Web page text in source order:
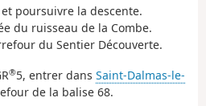
poursuivre la descente.
du ruisseau de la Combe.
du Sentier Découverte.
®5, entrer dans Saint-Dalmas-le-
de la balise 68.